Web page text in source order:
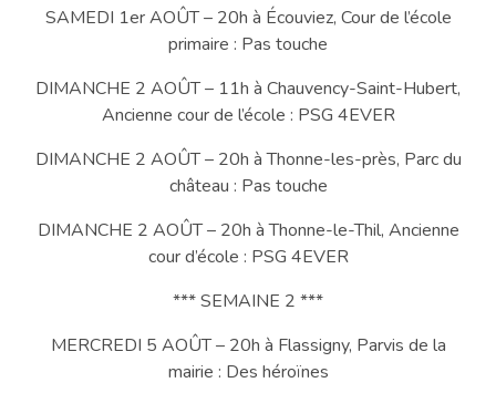
SAMEDI 1er AOÛT – 20h à Écouviez, Cour de l’école
primaire : Pas touche
DIMANCHE 2 AOÛT – 11h à Chauvency-Saint-Hubert,
Ancienne cour de l’école : PSG 4EVER
DIMANCHE 2 AOÛT – 20h à Thonne-les-près, Parc du
château : Pas touche
DIMANCHE 2 AOÛT – 20h à Thonne-le-Thil, Ancienne
cour d’école : PSG 4EVER
*** SEMAINE 2 ***
MERCREDI 5 AOÛT – 20h à Flassigny, Parvis de la
mairie : Des héroïnes